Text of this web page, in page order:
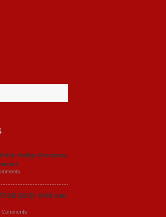
Heilige Kreaturen,
(2020): Kritik zum
Comments